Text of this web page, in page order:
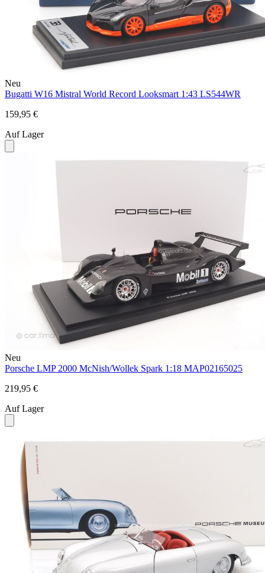
Neu
Bugatti W16 Mistral World Record Looksmart 1:43 LS544WR
159,95 €
Auf Lager
Neu
Porsche LMP 2000 McNish/Wollek Spark 1:18 MAP02165025
219,95 €
Auf Lager